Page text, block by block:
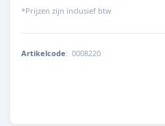
*Prijzen zijn inclusief btw
Artikelcode: 0008220